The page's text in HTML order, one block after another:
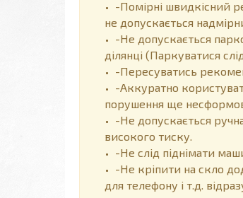
-Помірні швидкісний
не допускається
-Не допускається
ділянці (Паркуватися
-Пересуватись
-Аккуратно
порушення ще
-Не допускається
високого тиску.
-Не слід піднімати
-Не кріпити на скло
для телефону і т.д.